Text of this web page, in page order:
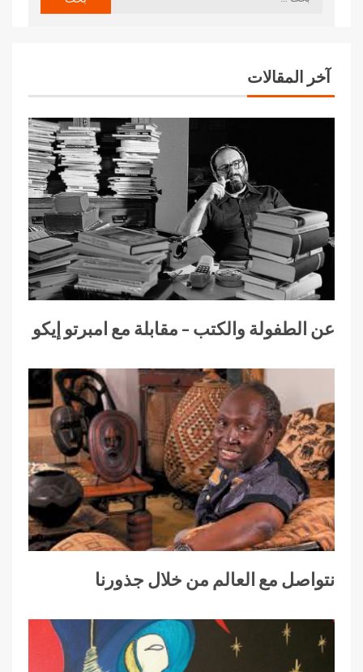
آخر المقالات
عن الطفولة والكتب – مقابلة مع امبرتو إيكو
نتواصل مع العالم من خلال جذورنا